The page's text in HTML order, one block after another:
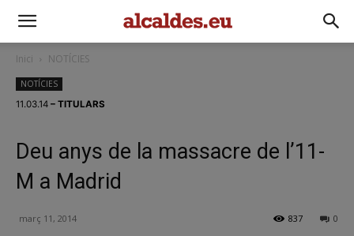
Inici NOTÍCIES
NOTÍCIES
11.03.14 – TITULARS
Deu anys de la massacre de l’11-
M a Madrid
març 11, 2014 0
837